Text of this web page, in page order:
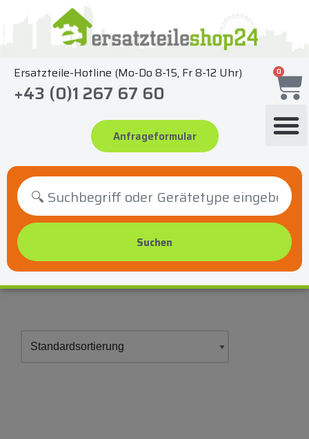
springen
Ersatzteile-Hotline (Mo-Do 8-15, Fr 8-12 Uhr)
+43 (0)1 267 67 60
Anfrageformular
0